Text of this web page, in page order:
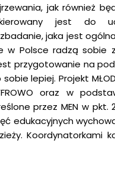
jak również
jest do
jaka jest
w Polsce radzą sobie
przygotowanie na
lepiej. Projekt
oraz w
przez MEN w pkt.
edukacyjnych
Koordynatorkami